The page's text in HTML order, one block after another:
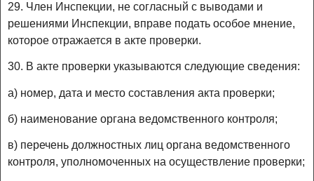
29. Член Инспекции, не согласный с выводами и
решениями Инспекции, вправе подать особое мнение,
которое отражается в акте проверки.
30. В акте проверки указываются следующие сведения:
а) номер, дата и место составления акта проверки;
б) наименование органа ведомственного контроля;
в) перечень должностных лиц органа ведомственного
контроля, уполномоченных на осуществление проверки;